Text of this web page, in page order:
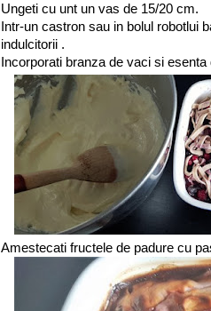
Ungeti cu unt un vas de 15/20 cm.
Intr-un castron sau in bolul robotlui
indulcitorii .
Incorporati branza de vaci si esenta
Amestecati fructele de padure cu